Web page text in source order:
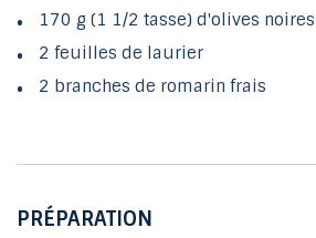
170 g (1 1/2 tasse) d'olives
2 feuilles de laurier
2 branches de romarin frais
PRÉPARATION